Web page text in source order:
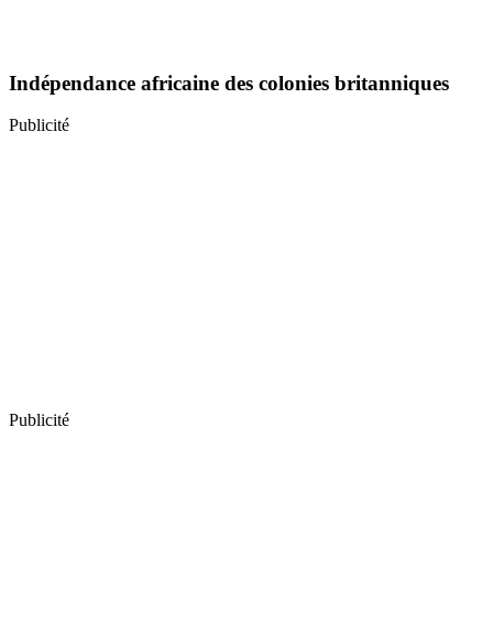
Indépendance africaine des colonies britanniques
Publicité
Publicité